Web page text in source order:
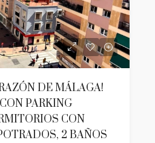
DE MÁLAGA!
PARKING
CON
2 BAÑOS